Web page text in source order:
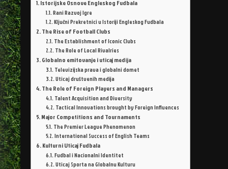
Istorijske Osnove Engleskog Fudbala
Rani Razvoj Igre
Ključni Prekretnici u Istoriji Engleskog Fudbala
The Rise of Football Clubs
The Establishment of Iconic Clubs
The Role of Local Rivalries
Globalno emitovanje i uticaj medija
Televizijska prava i globalni domet
Uticaj društvenih medija
The Role of Foreign Players and Managers
Talent Acquisition and Diversity
Tactical Innovations brought by Foreign Influences
Major Competitions and Tournaments
The Premier League Phenomenon
International Success of English Teams
Kulturni Uticaj Fudbala
Fudbal i Nacionalni Identitet
Uticaj Sporta na Globalnu Kulturu